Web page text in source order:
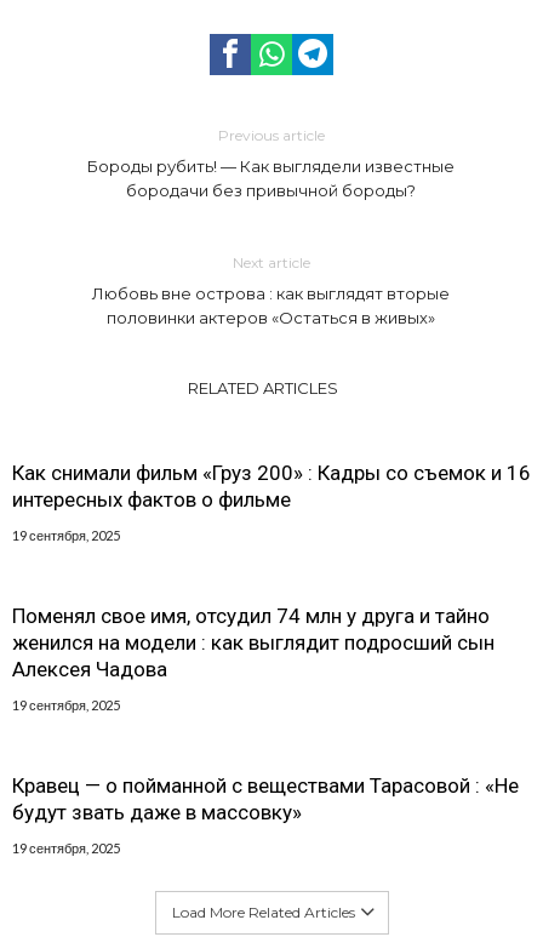
Previous article
Бороды рубить! — Как выглядели известные
бородачи без привычной бороды?
Next article
Любовь вне острова : как выглядят вторые
половинки актеров «Остаться в живых»
RELATED ARTICLES
Как снимали фильм «Груз 200» : Кадры со съемок и 16
интересных фактов о фильме
19 сентября, 2025
Поменял свое имя, отсудил 74 млн у друга и тайно
женился на модели : как выглядит подросший сын
Алексея Чадова
19 сентября, 2025
Кравец — о пойманной с веществами Тарасовой : «Не
будут звать даже в массовку»
19 сентября, 2025
Load More Related Articles